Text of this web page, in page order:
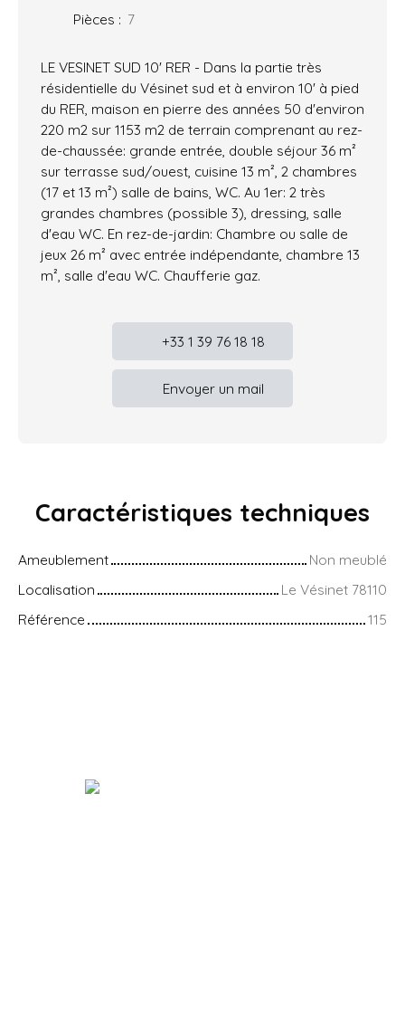
Pièces : 7
LE VESINET SUD 10' RER - Dans la partie très
résidentielle du Vésinet sud et à environ 10' à pied
du RER, maison en pierre des années 50 d'environ
220 m2 sur 1153 m2 de terrain comprenant au rez-
de-chaussée: grande entrée, double séjour 36 m²
sur terrasse sud/ouest, cuisine 13 m², 2 chambres
(17 et 13 m²) salle de bains, WC. Au 1er: 2 très
grandes chambres (possible 3), dressing, salle
d'eau WC. En rez-de-jardin: Chambre ou salle de
jeux 26 m² avec entrée indépendante, chambre 13
m², salle d'eau WC. Chaufferie gaz.
+33 1 39 76 18 18
Envoyer un mail
Caractéristiques techniques
Ameublement
Non meublé
Localisation
Le Vésinet 78110
Référence
115